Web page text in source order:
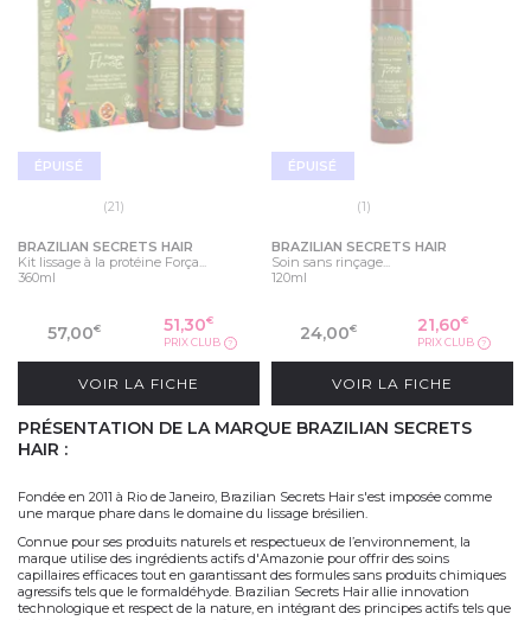
ÉPUISÉ
(21)
BRAZILIAN SECRETS HAIR
Kit lissage à la protéine Força...
360ml
57,00€ 51,30€
PRIX CLUB ?
VOIR LA FICHE
ÉPUISÉ
(1)
BRAZILIAN SECRETS HAIR
Soin sans rinçage...
120ml
24,00€ 21,60€
PRIX CLUB ?
VOIR LA FICHE
PRÉSENTATION DE LA MARQUE BRAZILIAN SECRETS
HAIR :
Fondée en 2011 à Rio de Janeiro, Brazilian Secrets Hair s'est imposée comme
une marque phare dans le domaine du lissage brésilien.
Connue pour ses produits naturels et respectueux de l’environnement, la
marque utilise des ingrédients actifs d'Amazonie pour offrir des soins
capillaires efficaces tout en garantissant des formules sans produits chimiques
agressifs tels que le formaldéhyde. Brazilian Secrets Hair allie innovation
technologique et respect de la nature, en intégrant des principes actifs tels que